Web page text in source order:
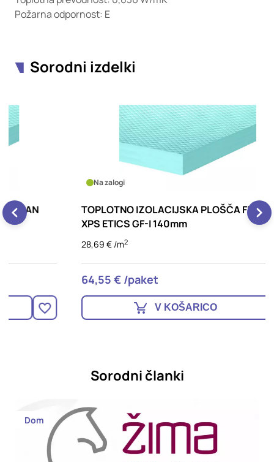
Požarna odpornost: E
Sorodni izdelki
TOPLOTNO IZOLACIJSKA PLOŠČA FIBRAN
XPS ETICS GF-I 140mm
64,55 € /paket
V KOŠARICO
Sorodni članki
Dom